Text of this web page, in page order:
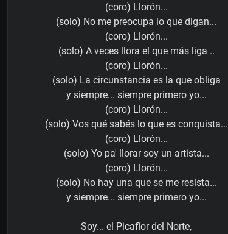
(coro) Llorón...
(solo) No me preocupa lo que digan...
(coro) Llorón...
(solo) A veces llora el que más liga ..
(coro) Llorón...
(solo) La circunstancia es la que obliga
y siempre... siempre primero yo...
(coro) Llorón...
(solo) Vos qué sabés lo que es conquista...
(coro) Llorón...
(solo) Yo pa' llorar soy un artista...
(coro) Llorón...
(solo) No hay una que se me resista...
y siempre... siempre primero yo...
Soy... el Picaflor del Norte,